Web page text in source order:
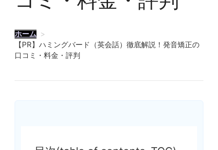
ホーム >
【PR】ハミングバード（英会話）徹底解説！発音矯正の
口コミ・料金・評判